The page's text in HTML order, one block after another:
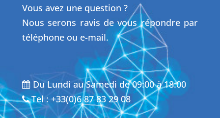
Vous avez une question ?
Nous serons ravis de vous répondre par
téléphone ou e-mail.
Du Lundi au Samedi de 09:00 à 18:00
Tel : +33(0)6 87 83 29 08